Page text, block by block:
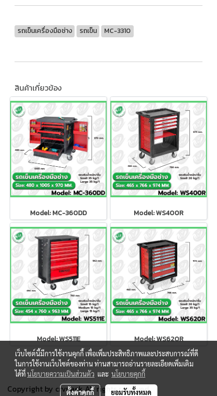
รถเข็นเครื่องมือช่าง รถเข็น MC-3310
สินค้าเกี่ยวข้อง
Model: MC-360DD Model: WS400R
Model: WS511E Model: WS620R
Copyright by crvpack All rights reserved.
เว็บไซต์นี้มีการใช้งานคุกกี้ เพื่อเพิ่มประสิทธิภาพและประสบการณ์ที่ดี
ในการใช้งานเว็บไซต์ของท่าน ท่านสามารถอ่านรายละเอียดเพิ่มเติม
ได้ที่นโยบายความเป็นส่วนตัว และ นโยบายคุกกี้
ตั้งค่าคุกกี้ ยอมรับทั้งหมด